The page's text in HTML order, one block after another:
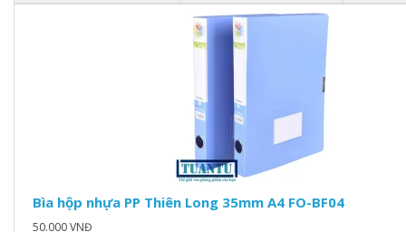
Bìa hộp nhựa PP Thiên Long 35mm A4 FO-BF04
50.000 VNĐ